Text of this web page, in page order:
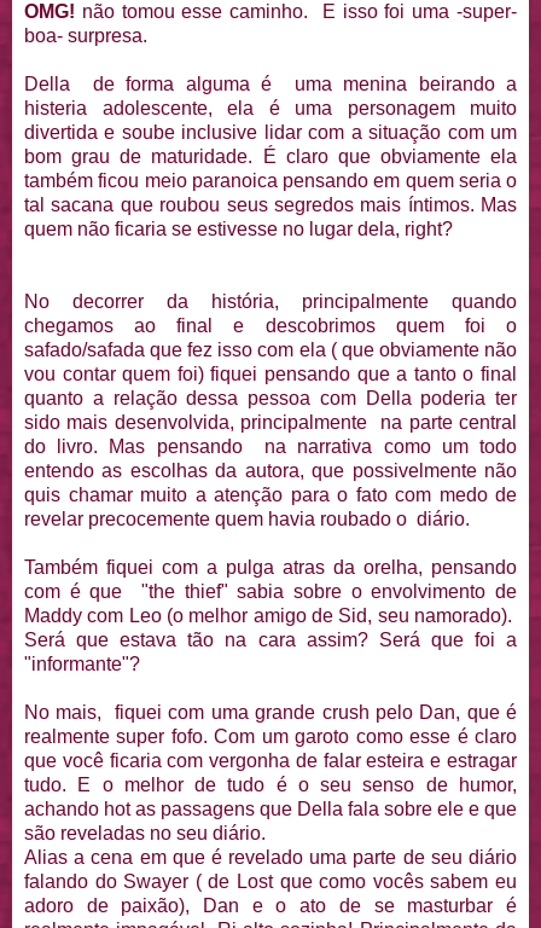
OMG! não tomou esse caminho. E isso foi uma -super-
boa- surpresa.
Della de forma alguma é uma menina beirando a
histeria adolescente, ela é uma personagem muito
divertida e soube inclusive lidar com a situação com um
bom grau de maturidade. É claro que obviamente ela
também ficou meio paranoica pensando em quem seria o
tal sacana que roubou seus segredos mais íntimos. Mas
quem não ficaria se estivesse no lugar dela, right?
No decorrer da história, principalmente quando
chegamos ao final e descobrimos quem foi o
safado/safada que fez isso com ela ( que obviamente não
vou contar quem foi) fiquei pensando que a tanto o final
quanto a relação dessa pessoa com Della poderia ter
sido mais desenvolvida, principalmente na parte central
do livro. Mas pensando na narrativa como um todo
entendo as escolhas da autora, que possivelmente não
quis chamar muito a atenção para o fato com medo de
revelar precocemente quem havia roubado o diário.
Também fiquei com a pulga atras da orelha, pensando
com é que "the thief" sabia sobre o envolvimento de
Maddy com Leo (o melhor amigo de Sid, seu namorado).
Será que estava tão na cara assim? Será que foi a
"informante"?
No mais, fiquei com uma grande crush pelo Dan, que é
realmente super fofo. Com um garoto como esse é claro
que você ficaria com vergonha de falar esteira e estragar
tudo. E o melhor de tudo é o seu senso de humor,
achando hot as passagens que Della fala sobre ele e que
são reveladas no seu diário.
Alias a cena em que é revelado uma parte de seu diário
falando do Swayer ( de Lost que como vocês sabem eu
adoro de paixão), Dan e o ato de se masturbar é